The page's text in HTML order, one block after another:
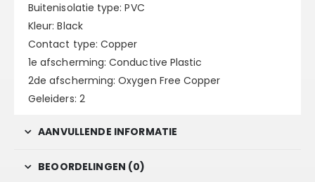
Buitenisolatie type: PVC
Kleur: Black
Contact type: Copper
1e afscherming: Conductive Plastic
2de afscherming: Oxygen Free Copper
Geleiders: 2
AANVULLENDE INFORMATIE
BEOORDELINGEN (0)